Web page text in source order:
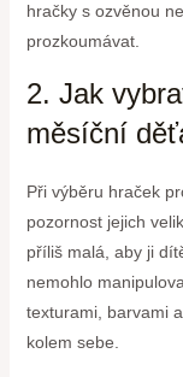
hračky s ozvěnou
prozkoumávat.
2. Jak
měsíční
Při výběru hraček
pozornost jejich
příliš malá, aby ji
nemohlo
texturami, barvami
kolem sebe.